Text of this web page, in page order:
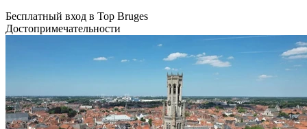
Бесплатный вход в Top Bruges
Достопримечательности